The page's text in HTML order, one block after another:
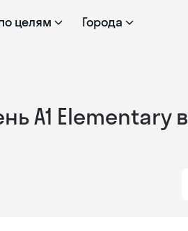
целям Города
А1 Elementary в